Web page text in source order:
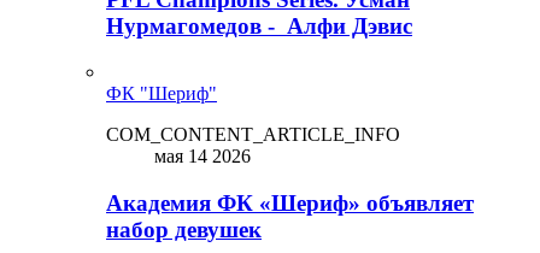
Нурмагомедов - Алфи Дэвис
ФК "Шериф"
COM_CONTENT_ARTICLE_INFO
мая 14 2026
Академия ФК «Шериф» объявляет
набор девушек